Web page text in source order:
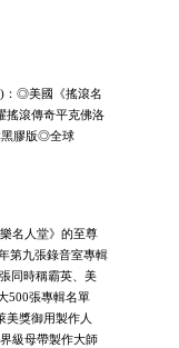
：◎美國《搖滾名
搖滾傳奇平克佛洛
黑膠版◎全球
名人堂》的至尊
第九張錄音室專輯
同時稱霸英、美
500張專輯名單
獎御用製作人
級母帶製作大師